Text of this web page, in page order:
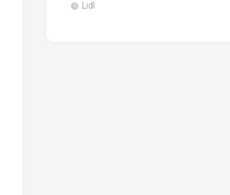
Lidl